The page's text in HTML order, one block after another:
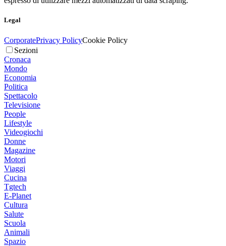
Legal
CorporatePrivacy PolicyCookie Policy
Sezioni
Cronaca
Mondo
Economia
Politica
Spettacolo
Televisione
People
Lifestyle
Videogiochi
Donne
Magazine
Motori
Viaggi
Cucina
Tgtech
E-Planet
Cultura
Salute
Scuola
Animali
Spazio